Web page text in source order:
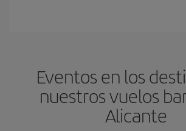
Eventos en los
nuestros vuelos
Alicante